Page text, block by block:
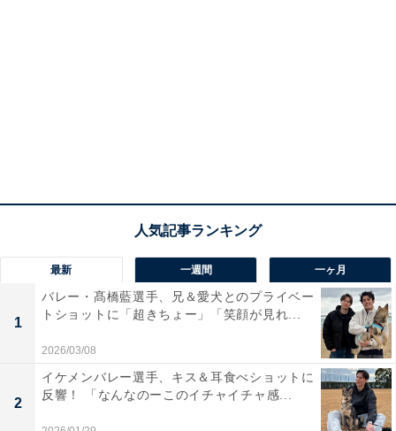
最新 一週間 一ヶ月
1
バレー・髙橋藍選手、兄＆愛犬とのプライベー
トショットに「超きちょー」「笑顔が見れ...
2026/03/08
2
イケメンバレー選手、キス＆耳食べショットに
反響！ 「なんなのーこのイチャイチャ感...